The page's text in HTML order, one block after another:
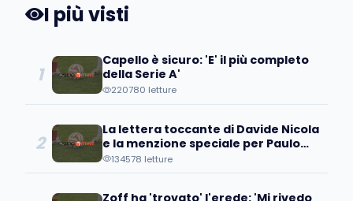
I più visti
1
Capello è sicuro: 'E' il più completo
della Serie A'
220780 letture
2
La lettera toccante di Davide Nicola
e la menzione speciale per Paulo
Coelho
134578 letture
Zoff ha 'trovato' l'erede: 'Mi rivedo